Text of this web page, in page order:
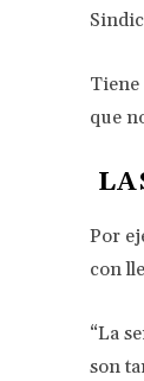
Tiene
que
Por
con
“La
son